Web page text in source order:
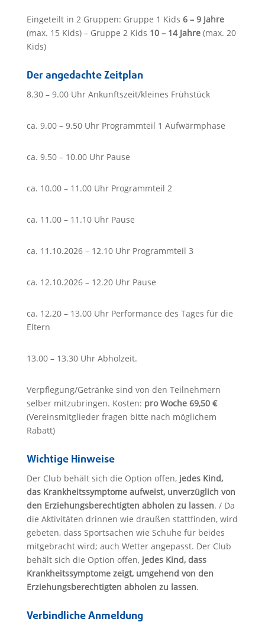
Eingeteilt in 2 Gruppen: Gruppe 1 Kids 6 – 9 Jahre
(max. 15 Kids) – Gruppe 2 Kids 10 – 14 Jahre(max. 20
Kids)
Der angedachte Zeitplan
8.30 – 9.00 Uhr Ankunftszeit/kleines Frühstück
ca. 9.00 – 9.50 Uhr Programmteil 1 Aufwärmphase
ca. 9.50 – 10.00 Uhr Pause
ca. 10.00 – 11.00 Uhr Programmteil 2
ca. 11.00 – 11.10 Uhr Pause
ca. 11.10.2026 – 12.10 Uhr Programmteil 3
ca. 12.10.2026 – 12.20 Uhr Pause
ca. 12.20 – 13.00 Uhr Performance des Tages für die
Eltern
13.00 – 13.30 Uhr Abholzeit.
Verpflegung/Getränke sind von den Teilnehmern
selber mitzubringen. Kosten: pro Woche 69,50 €
(Vereinsmitglieder fragen bitte nach möglichem
Rabatt)
Wichtige Hinweise
Der Club behält sich die Option offen, jedes Kind,
das Krankheitssymptome aufweist, unverzüglich von
den Erziehungsberechtigten abholen zu lassen. / Da
die Aktivitäten drinnen wie draußen stattfinden, wird
gebeten, dass Sportsachen wie Schuhe für beides
mitgebracht wird; auch Wetter angepasst. Der Club
behält sich die Option offen, jedes Kind, dass
Krankheitssymptome zeigt, umgehend von den
Erziehungsberechtigten abholen zu lassen.
Verbindliche Anmeldung